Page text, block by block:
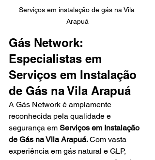
Serviços em instalação de gás na Vila
Arapuá
Gás Network:
Especialistas em
Serviços em Instalação
de Gás na Vila Arapuá
A Gás Network é amplamente
reconhecida pela qualidade e
segurança em Serviços em Instalação
de Gás na Vila Arapuá. Com vasta
experiência em gás natural e GLP,